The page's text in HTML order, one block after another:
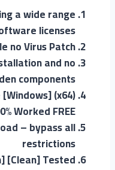
a wide range
licenses
no Virus Patch
and no
components
(x64)
Worked FREE
– bypass all
restrictions
[Clean] Tested